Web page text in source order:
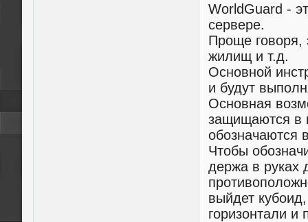
WorldGuard -
сервере.
Проще говоря,
жилищ и т.д.
Основной
и будут
Основная
защищаются в
обозначаются
Чтобы
держа в руках
выйдет
горизонтали и